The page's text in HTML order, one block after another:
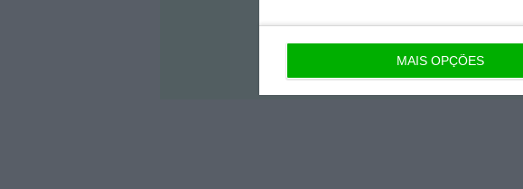
MAIS OPÇÕES
Assine já
Veja todos os planos